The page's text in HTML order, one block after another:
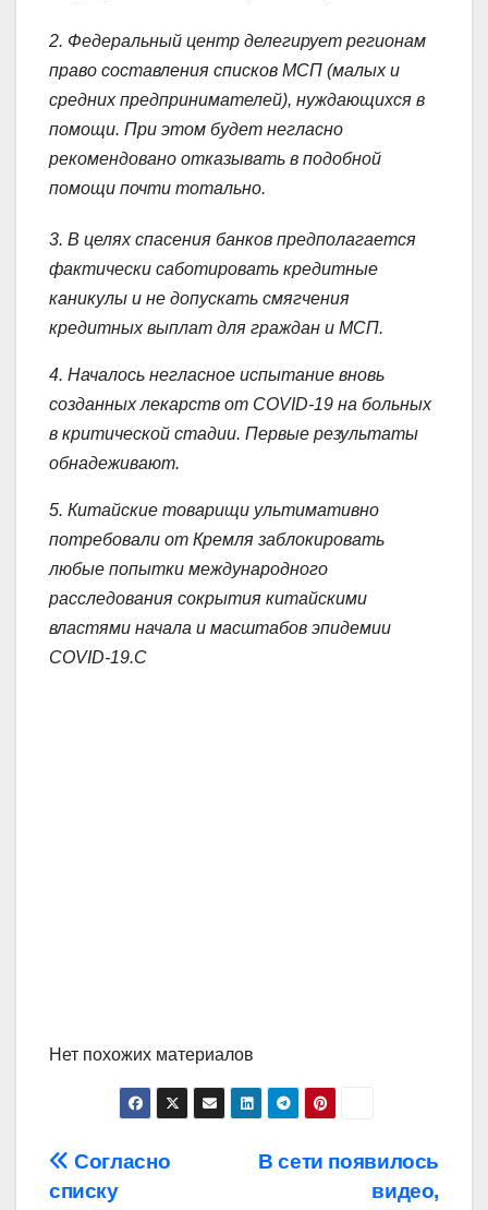
2. Федеральный центр делегирует регионам
право составления списков МСП (малых и
средних предпринимателей), нуждающихся в
помощи. При этом будет негласно
рекомендовано отказывать в подобной
помощи почти тотально.
3. В целях спасения банков предполагается
фактически саботировать кредитные
каникулы и не допускать смягчения
кредитных выплат для граждан и МСП.
4. Началось негласное испытание вновь
созданных лекарств от COVID-19 на больных
в критической стадии. Первые результаты
обнадеживают.
5. Китайские товарищи ультимативно
потребовали от Кремля заблокировать
любые попытки международного
расследования сокрытия китайскими
властями начала и масштабов эпидемии
COVID-19.С
Нет похожих материалов
Навигация
В сети появилось
видео,
Согласно
списку